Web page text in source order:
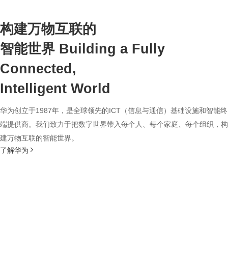
构建万物互联的
智能世界 Building a Fully
Connected,
Intelligent World
华为创立于1987年，是全球领先的ICT（信息与通信）基础设施和智能终
端提供商。我们致力于把数字世界带入每个人、每个家庭、每个组织，构
建万物互联的智能世界。
了解华为